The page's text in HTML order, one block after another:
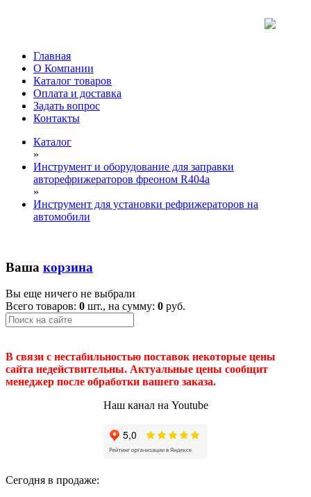
Главная
О Компании
Каталог товаров
Оплата и доставка
Задать вопрос
Контакты
Каталог
»
Инструмент и оборудование для заправки
авторефрижераторов фреоном R404a
»
Инструмент для установки рефрижераторов на
автомобили
Ваша корзина
Вы еще ничего не выбрали
Всего товаров: 0 шт., на сумму: 0 руб.
В связи с нестабильностью поставок некоторые цены
сайта недействительны. Актуальные цены сообщит
менеджер после обработки вашего заказа.
Наш канал на Youtube
Сегодня в продаже: